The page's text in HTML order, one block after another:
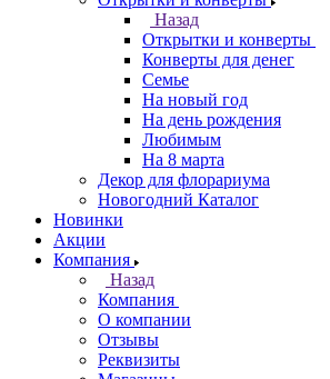
Назад
Открытки и конверты
Конверты для денег
Семье
На новый год
На день рождения
Любимым
На 8 марта
Декор для флорариума
Новогодний Каталог
Новинки
Акции
Компания
Назад
Компания
О компании
Отзывы
Реквизиты